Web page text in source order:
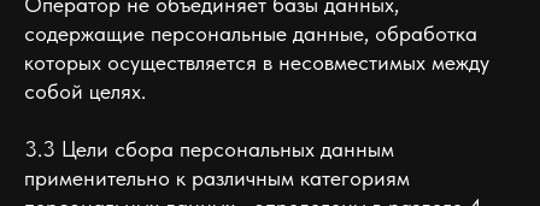
содержащие персональные данные, обработка
которых осуществляется в несовместимых между
собой целях.
3.3 Цели сбора персональных данным
применительно к различным категориям